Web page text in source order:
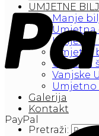
UMJETNE
Manje
Umjetna
Umjetna
Umjetni
Umjetni
Vanjske
Umjetno
Galerija
Kontakt
Pretraži:
PayPal